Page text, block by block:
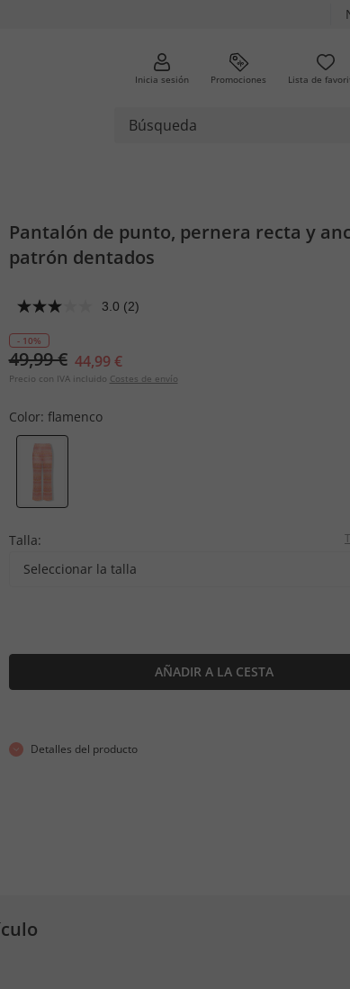
Inicia sesión Promociones Lista de
Pantalón de punto, pernera recta y
patrón dentados
3.0 (2)
- 10%
49,99 € 44,99 €
Precio con IVA incluido Costes de envío
Color: flamenco
Talla:
Seleccionar la talla
AÑADIR A LA CESTA
Detalles del producto